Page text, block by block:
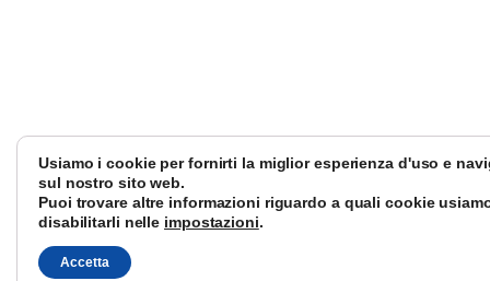
Usiamo i cookie per fornirti la miglior esperienza d'uso e
sul nostro sito web.
Puoi trovare altre informazioni riguardo a quali cookie
disabilitarli nelle impostazioni.
Accetta